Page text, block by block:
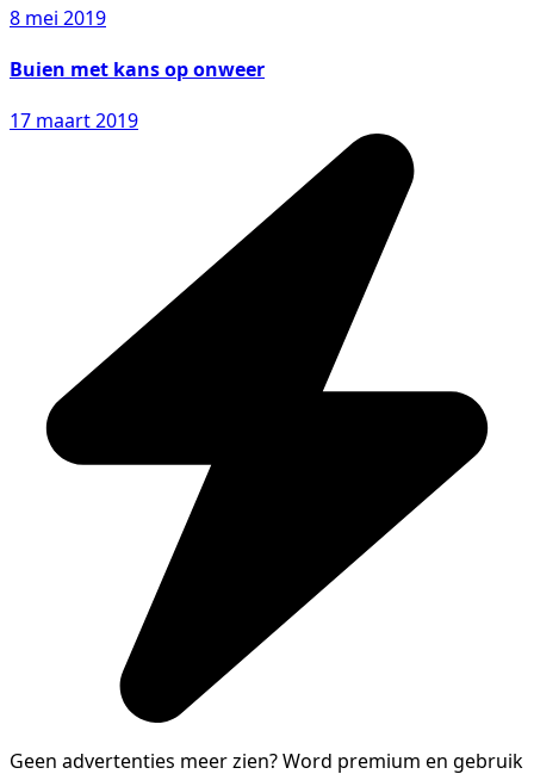
8 mei 2019
Buien met kans op onweer
17 maart 2019
Geen advertenties meer zien?Word premium en gebruik